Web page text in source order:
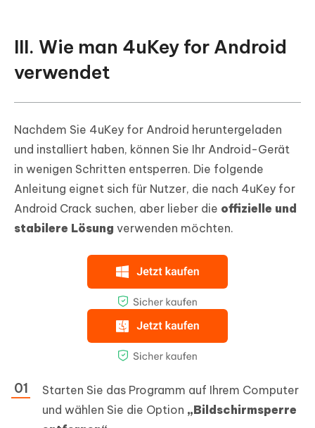
III. Wie man 4uKey for Android
verwendet
Nachdem Sie 4uKey for Android heruntergeladen
und installiert haben, können Sie Ihr Android-Gerät
in wenigen Schritten entsperren. Die folgende
Anleitung eignet sich für Nutzer, die nach 4uKey for
Android Crack suchen, aber lieber die offizielle und
stabilere Lösung verwenden möchten.
Starten Sie das Programm auf Ihrem Computer
und wählen Sie die Option „Bildschirmsperre